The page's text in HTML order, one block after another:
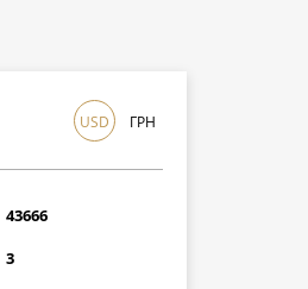
USD ГРН
43666
3